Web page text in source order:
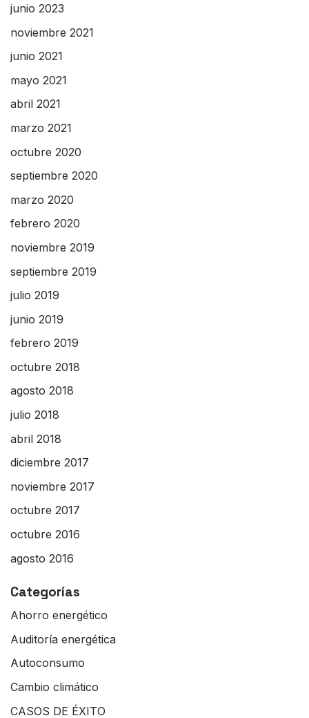
junio 2023
noviembre 2021
junio 2021
mayo 2021
abril 2021
marzo 2021
octubre 2020
septiembre 2020
marzo 2020
febrero 2020
noviembre 2019
septiembre 2019
julio 2019
junio 2019
febrero 2019
octubre 2018
agosto 2018
julio 2018
abril 2018
diciembre 2017
noviembre 2017
octubre 2017
octubre 2016
agosto 2016
Categorías
Ahorro energético
Auditoría energética
Autoconsumo
Cambio climático
CASOS DE ÉXITO